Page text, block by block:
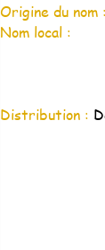
Origine du nom :
Nom local :
Distribution :